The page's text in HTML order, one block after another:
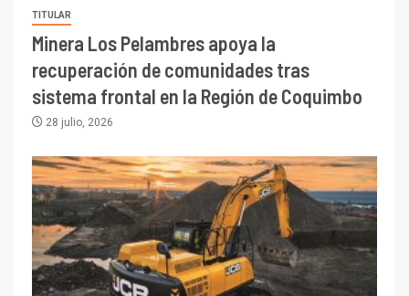
TITULAR
Minera Los Pelambres apoya la
recuperación de comunidades tras
sistema frontal en la Región de Coquimbo
28 julio, 2026